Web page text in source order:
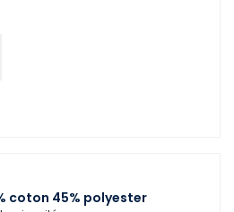
coton 45% polyester